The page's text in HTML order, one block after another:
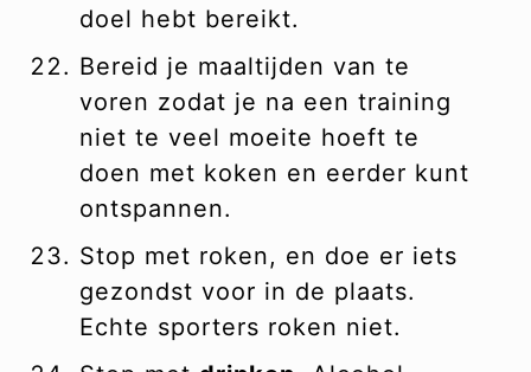
doel hebt bereikt.
Bereid je maaltijden van te
voren zodat je na een training
niet te veel moeite hoeft te
doen met koken en eerder kunt
ontspannen.
Stop met roken, en doe er iets
gezondst voor in de plaats.
Echte sporters roken niet.